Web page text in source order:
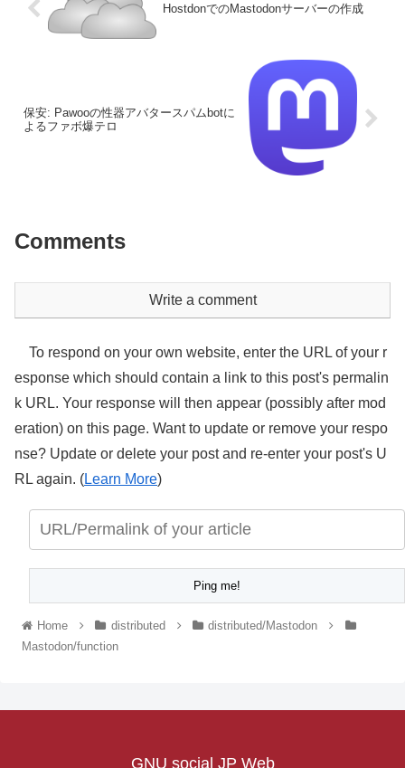
HostdonでのMastodonサーバーの作成
保安: Pawooの性器アバタースパムbotに
よるファボ爆テロ
Comments
Write a comment
To respond on your own website, enter the URL of your r
esponse which should contain a link to this post's permalin
k URL. Your response will then appear (possibly after mod
eration) on this page. Want to update or remove your respo
nse? Update or delete your post and re-enter your post's U
RL again. (Learn More)
Home distributed
distributed/Mastodon
Mastodon/function
GNU social JP Web